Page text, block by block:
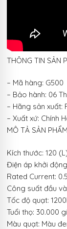
THÔNG TIN SẢN
– Mã hàng: G500
– Bảo hành: 06
– Hãng sản xuất:
– Xuất xứ: Chính
MÔ TẢ SẢN PHẨM
Kích thước: 120
Điện áp khởi
Rated Current:
Công suất đầu
Tốc độ quạt:
Tuổi thọ: 30.000
Màu quạt: Màu